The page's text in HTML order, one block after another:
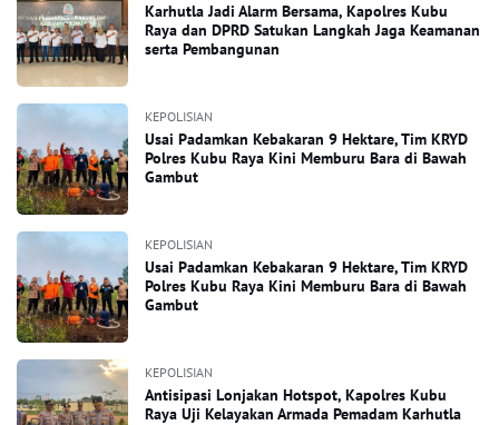
Karhutla Jadi Alarm Bersama, Kapolres Kubu
Raya dan DPRD Satukan Langkah Jaga Keamanan
serta Pembangunan
KEPOLISIAN
Usai Padamkan Kebakaran 9 Hektare, Tim KRYD
Polres Kubu Raya Kini Memburu Bara di Bawah
Gambut
KEPOLISIAN
Usai Padamkan Kebakaran 9 Hektare, Tim KRYD
Polres Kubu Raya Kini Memburu Bara di Bawah
Gambut
KEPOLISIAN
Antisipasi Lonjakan Hotspot, Kapolres Kubu
Raya Uji Kelayakan Armada Pemadam Karhutla